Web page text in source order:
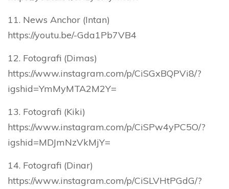
11. News Anchor (Intan)
https://youtu.be/-Gda1Pb7VB4
12. Fotografi (Dimas)
https://www.instagram.com/p/CiSGxBQPVi8/?
igshid=YmMyMTA2M2Y=
13. Fotografi (Kiki)
https://www.instagram.com/p/CiSPw4yPC5O/?
igshid=MDJmNzVkMjY=
14. Fotografi (Dinar)
https://www.instagram.com/p/CiSLVHtPGdG/?